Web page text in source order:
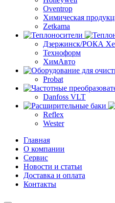
Oventrop
Химическая
Zetkama
Дзержинск/РОКА
Техноформ
ХимАвто
Probat
Danfoss VLT
Reflex
Wester
Главная
О компании
Сервис
Новости и статьи
Доставка и оплата
Контакты